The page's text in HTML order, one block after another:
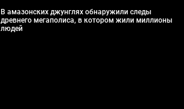
В амазонских джунглях обнаружили следы
древнего мегаполиса, в котором жили миллионы
людей